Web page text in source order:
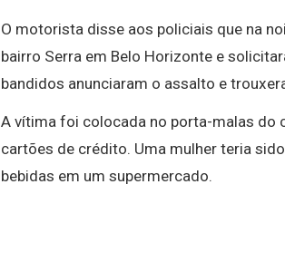
O motorista disse aos policiais que na
bairro Serra em Belo Horizonte e
bandidos anunciaram o assalto e
A vítima foi colocada no porta-malas do
cartões de crédito. Uma mulher teria
bebidas em um supermercado.